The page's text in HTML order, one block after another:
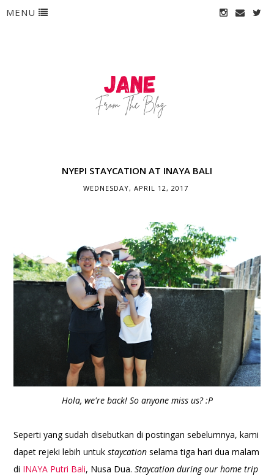
MENU
NYEPI STAYCATION AT INAYA BALI
WEDNESDAY, APRIL 12, 2017
Hola, we're back! So anyone miss us? :P
Seperti yang sudah disebutkan di postingan sebelumnya, kami
dapet rejeki lebih untukstaycation selama tiga hari dua malam
di INAYA Putri Bali, Nusa Dua.Staycation during our home trip